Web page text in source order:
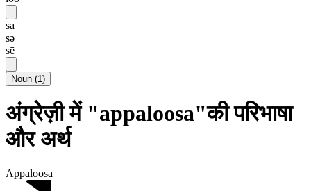
sa
sə
sē
Noun (1)
अंग्रेज़ी में "appaloosa"की परिभाषा
और अर्थ
Appaloosa